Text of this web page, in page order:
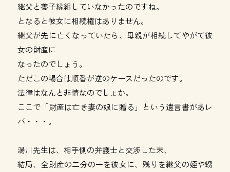
継父と養子縁組していなかったのですね。
となると彼女に相続権はありません。
継父が先に亡くなっていたら、母親が相続してやがて彼
女の財産に
なったのでしょう。
ただこの場合は順番が逆のケースだったのです。
法律はなんと非情なのでしょか。
ここで「財産は亡き妻の娘に贈る」という遺言書があレ
バ・・・。
湯川先生は、相手側の弁護士と交渉した末、
結局、全財産の二分の一を彼女に、残りを継父の姪や甥